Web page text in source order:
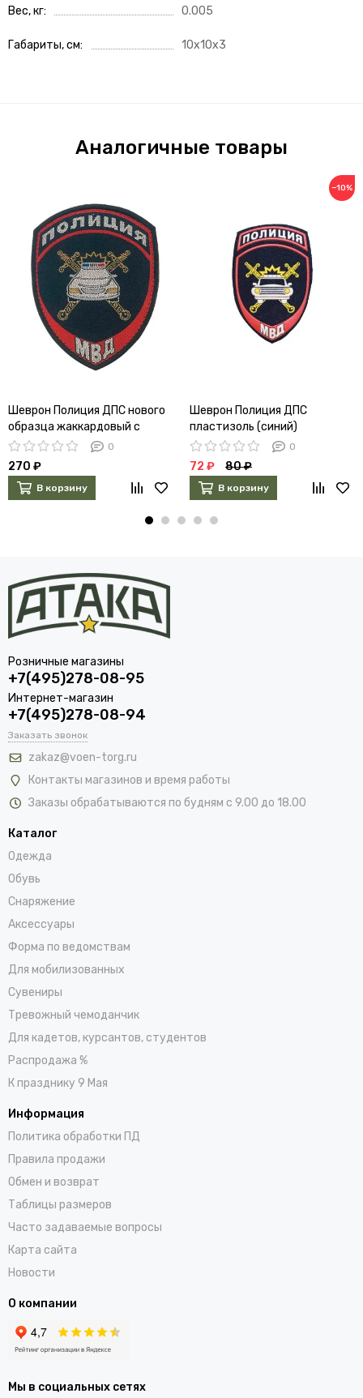
Вес, кг 0.005
Габариты, см 10x10x3
Аналогичные товары
Шеврон Полиция ДПС нового
образца жаккардовый с
липучкой (синий) 0
270 ₽
В корзину
−10%
Шеврон Полиция ДПС
пластизоль (синий)
0
72 ₽ 80 ₽
В корзину
Розничные магазины
+7(495)278-08-95
Интернет-магазин
+7(495)278-08-94
Заказать звонок
zakaz@voen-torg.ru
Контакты магазинов и время работы
Заказы обрабатываются по будням с 9.00 до 18.00
Каталог
Одежда
Обувь
Снаряжение
Аксессуары
Форма по ведомствам
Для мобилизованных
Сувениры
Тревожный чемоданчик
Для кадетов, курсантов, студентов
Распродажа %
К празднику 9 Мая
Информация
Политика обработки ПД
Правила продажи
Обмен и возврат
Таблицы размеров
Часто задаваемые вопросы
Карта сайта
Новости
О компании
Мы в социальных сетях